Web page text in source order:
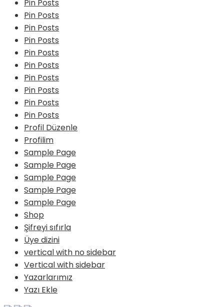
Pin Posts
Pin Posts
Pin Posts
Pin Posts
Pin Posts
Pin Posts
Pin Posts
Pin Posts
Pin Posts
Pin Posts
Profil Düzenle
Profilim
Sample Page
Sample Page
Sample Page
Sample Page
Sample Page
Shop
Şifreyi sıfırla
Üye dizini
vertical with no sidebar
Vertical with sidebar
Yazarlarımız
Yazı Ekle